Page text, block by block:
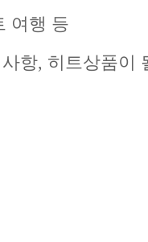
여행 등
항, 히트상품이